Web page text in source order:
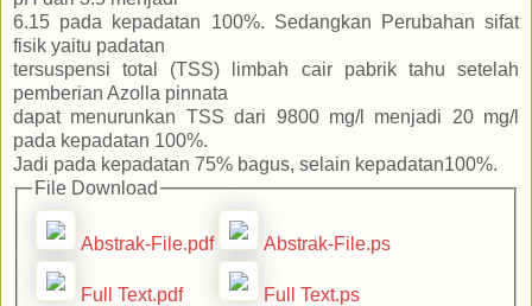
6.15 pada kepadatan 100%. Sedangkan Perubahan sifat
fisik yaitu padatan
tersuspensi total (TSS) limbah cair pabrik tahu setelah
pemberian Azolla pinnata
dapat menurunkan TSS dari 9800 mg/l menjadi 20 mg/l
pada kepadatan 100%.
Jadi pada kepadatan 75% bagus, selain kepadatan100%.
File Download
Abstrak-File.pdf Abstrak-File.ps
Full Text.pdf Full Text.ps